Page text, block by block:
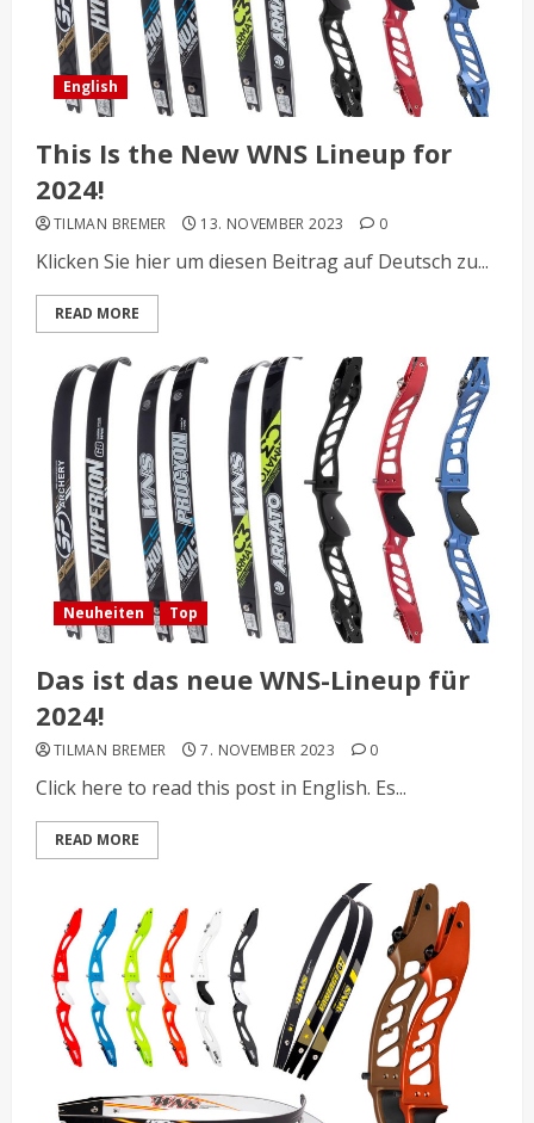
English
This Is the New WNS Lineup for
2024!
TILMAN BREMER 13. NOVEMBER 2023 0
Klicken Sie hier um diesen Beitrag auf Deutsch zu...
READ MORE
Neuheiten Top
Das ist das neue WNS-Lineup für
2024!
TILMAN BREMER 7. NOVEMBER 2023 0
Click here to read this post in English. Es...
READ MORE